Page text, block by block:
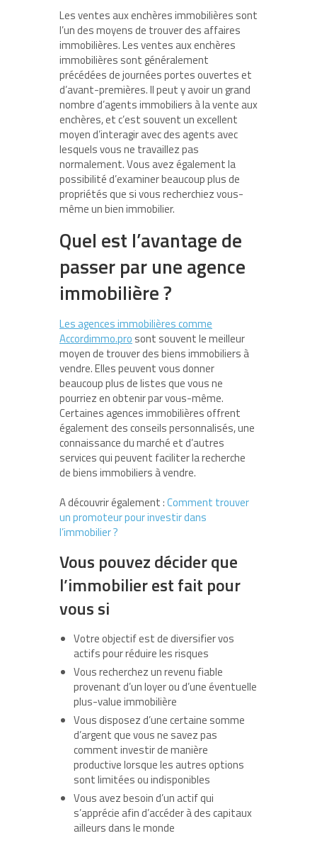
Les ventes aux enchères immobilières sont
l’un des moyens de trouver des affaires
immobilières. Les ventes aux enchères
immobilières sont généralement
précédées de journées portes ouvertes et
d’avant-premières. Il peut y avoir un grand
nombre d’agents immobiliers à la vente aux
enchères, et c’est souvent un excellent
moyen d’interagir avec des agents avec
lesquels vous ne travaillez pas
normalement. Vous avez également la
possibilité d’examiner beaucoup plus de
propriétés que si vous recherchiez vous-
même un bien immobilier.
Quel est l’avantage de
passer par une agence
immobilière ?
Les agences immobilières comme
Accordimmo.pro sont souvent le meilleur
moyen de trouver des biens immobiliers à
vendre. Elles peuvent vous donner
beaucoup plus de listes que vous ne
pourriez en obtenir par vous-même.
Certaines agences immobilières offrent
également des conseils personnalisés, une
connaissance du marché et d’autres
services qui peuvent faciliter la recherche
de biens immobiliers à vendre.
A découvrir également :Comment trouver
un promoteur pour investir dans
l’immobilier ?
Vous pouvez décider que
l’immobilier est fait pour
vous si
Votre objectif est de diversifier vos
actifs pour réduire les risques
Vous recherchez un revenu fiable
provenant d’un loyer ou d’une éventuelle
plus-value immobilière
Vous disposez d’une certaine somme
d’argent que vous ne savez pas
comment investir de manière
productive lorsque les autres options
sont limitées ou indisponibles
Vous avez besoin d’un actif qui
s’apprécie afin d’accéder à des capitaux
ailleurs dans le monde